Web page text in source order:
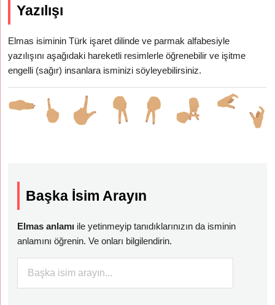
Yazılışı
Elmas isiminin Türk işaret dilinde ve parmak alfabesiyle
yazılışını aşağıdaki hareketli resimlerle öğrenebilir ve işitme
engelli (sağır) insanlara isminizi söyleyebilirsiniz.
Başka İsim Arayın
Elmas anlamı ile yetinmeyip tanıdıklarınızın da isminin
anlamını öğrenin. Ve onları bilgilendirin.